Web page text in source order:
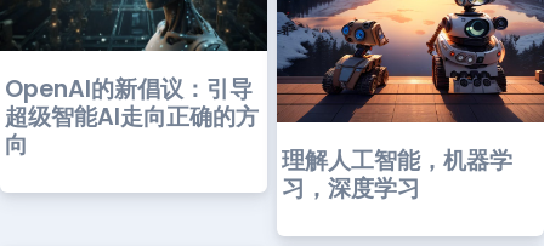
OpenAI的新倡议：引导
超级智能AI走向正确的方
向
理解人工智能，机器学
习，深度学习